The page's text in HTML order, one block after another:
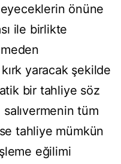
önüne
ile birlikte
yaracak şekilde
bir tahliye söz
tüm
tahliye mümkün
eğilimi